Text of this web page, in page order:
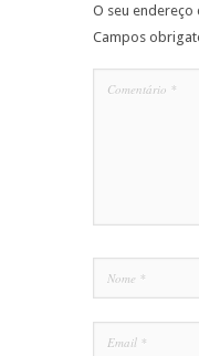
O seu endereço
Campos